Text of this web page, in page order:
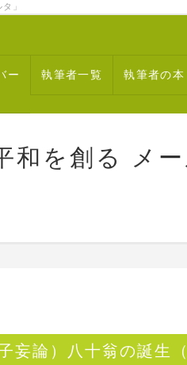
」
ー 執筆者一覧 執筆者の本
和を創る メ
妄論）八十翁の誕生（